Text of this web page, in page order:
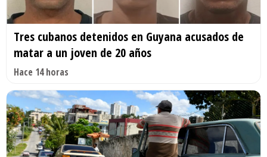
Tres cubanos detenidos en Guyana acusados de
matar a un joven de 20 años
Hace 14 horas